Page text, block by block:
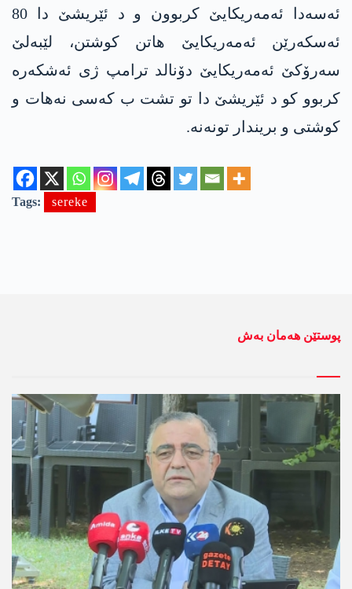
ئەسەدا ئەمەریکایێ کربوون و د ئێریشێ دا 80
ئەسکەرێن ئەمەریکایێ ھاتن کوشتن، لێبەلێ
سەرۆکێ ئەمەریکایێ دۆنالد ترامپ ژی ئەشکەرە
کربوو کو د ئێریشێ دا تو تشت ب کەسی نەھات و
کوشتی و بریندار تونەنە.
Tags: sereke
پوستێن ھەمان بەش